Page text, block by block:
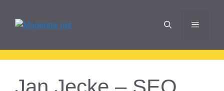
Inhalt
springen
Menü